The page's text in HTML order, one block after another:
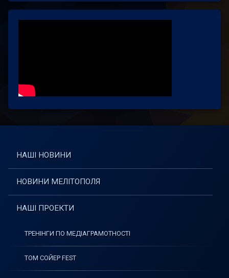
НАШІ НОВИНИ
НОВИНИ МЕЛІТОПОЛЯ
НАШІ ПРОЕКТИ
ТРЕНІНГИ ПО МЕДІАГРАМОТНОСТІ
ТОМ СОЙЕР FEST